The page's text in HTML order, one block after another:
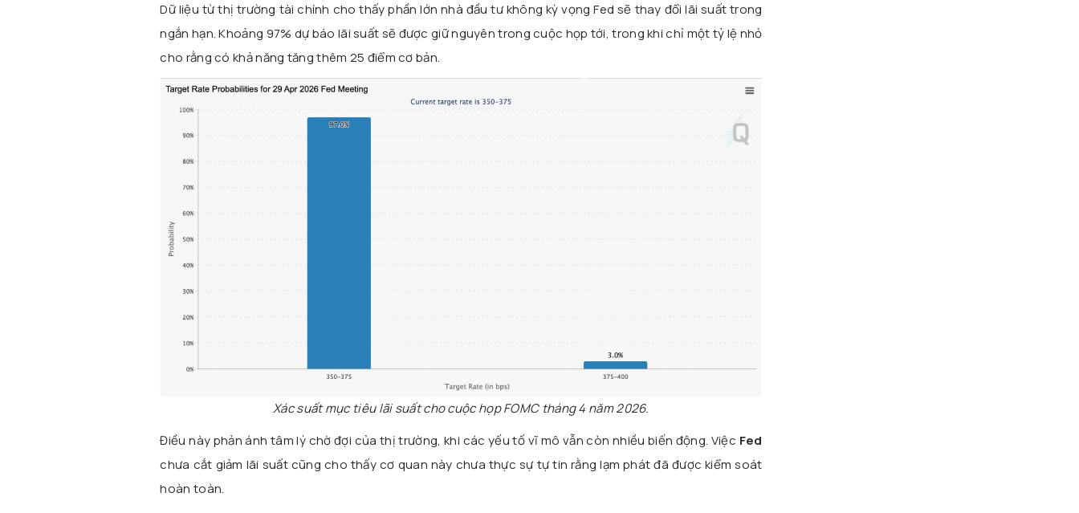
Dữ liệu từ thị trường tài chính cho thấy phần lớn nhà đầu tư không kỳ vọng Fed sẽ thay đổi lãi suất trong
ngắn hạn. Khoảng 97% dự báo lãi suất sẽ được giữ nguyên trong cuộc họp tới, trong khi chỉ một tỷ lệ nhỏ
cho rằng có khả năng tăng thêm 25 điểm cơ bản.
Xác suất mục tiêu lãi suất cho cuộc họp FOMC tháng 4 năm 2026.
Điều này phản ánh tâm lý chờ đợi của thị trường, khi các yếu tố vĩ mô vẫn còn nhiều biến động. Việc Fed
chưa cắt giảm lãi suất cũng cho thấy cơ quan này chưa thực sự tự tin rằng lạm phát đã được kiểm soát
hoàn toàn.